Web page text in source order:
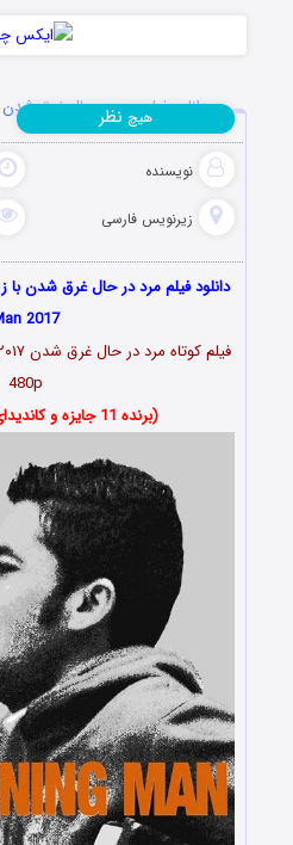
دانلود فیلم مرد در حال غرق شدن A Drowning Man 2017
نویسنده
زیرنویس فارسی
هیچ نظر
2017
480p
(برنده 11 جایزه و کاندیدای 40 جایزه دیگر)